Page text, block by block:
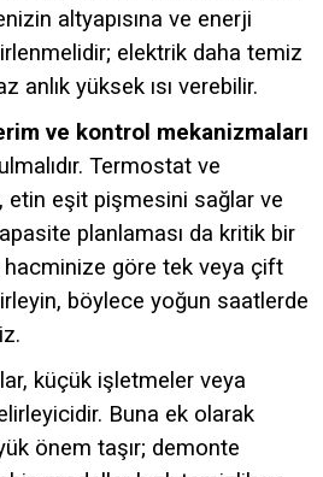
altyapısına ve enerji
elektrik daha temiz
anlık yüksek ısı verebilir.
ve kontrol mekanizmaları
Termostat ve
etin eşit pişmesini sağlar ve
planlaması da kritik bir
hacminize göre tek veya çift
böylece yoğun saatlerde
küçük işletmeler veya
Buna ek olarak
önem taşır; demonte